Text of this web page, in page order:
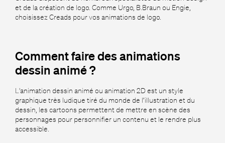
et de la création de logo. Comme Urgo, B.Braun ou Engie,
choisissez Creads pour vos animations de logo.
Comment faire des animations
dessin animé ?
L'animation dessin animé ou animation 2D est un style
graphique très ludique tiré du monde de l’illustration et du
dessin, les cartoons permettent de mettre en scène des
personnages pour personnifier un contenu et le rendre plus
accessible.